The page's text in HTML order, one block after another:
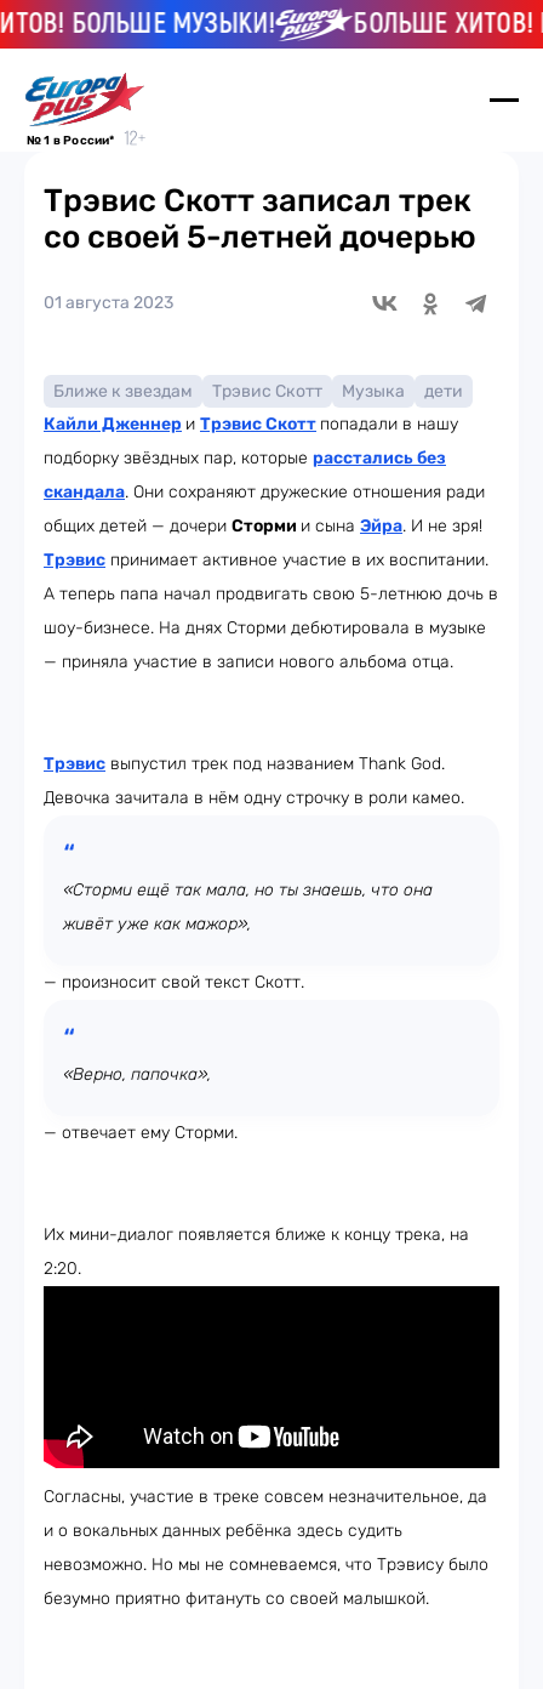
БОЛЬШЕ МУЗЫКИ! БОЛЬШЕ ХИТОВ!
№ 1 в России*
Трэвис Скотт записал трек
со своей 5-летней дочерью
01 августа 2023
Ближе к звездам Трэвис Скотт Музыка
дети
Кайли Дженнер и Трэвис Скотт попадали в нашу
подборку звёздных пар, которые расстались без
скандала. Они сохраняют дружеские отношения ради
общих детей — дочери Сторми и сына Эйра. И не зря!
Трэвис принимает активное участие в их воспитании.
А теперь папа начал продвигать свою 5-летнюю дочь в
шоу-бизнесе. На днях Сторми дебютировала в музыке
— приняла участие в записи нового альбома отца.
Трэвис выпустил трек под названием Thank God.
Девочка зачитала в нём одну строчку в роли камео.
«Сторми ещё так мала, но ты знаешь, что она
живёт уже как мажор»,
— произносит свой текст Скотт.
«Верно, папочка»,
— отвечает ему Сторми.
Их мини-диалог появляется ближе к концу трека, на
2:20.
Согласны, участие в треке совсем незначительное, да
и о вокальных данных ребёнка здесь судить
невозможно. Но мы не сомневаемся, что Трэвису было
безумно приятно фитануть со своей малышкой.